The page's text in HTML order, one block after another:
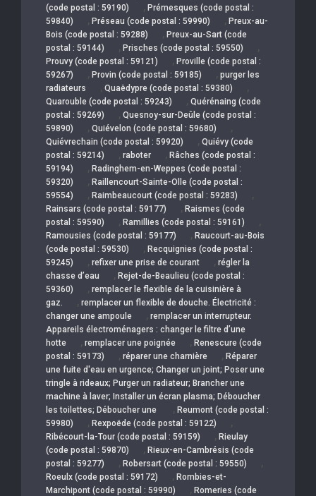
(code postal : 59190)
, Prémesques (code postal :
59840)
, Préseau (code postal : 59990) , Preux-au-
Bois (code postal : 59288)
, Preux-au-Sart (code
postal : 59144)
, Prisches (code postal : 59550) ,
Prouvy (code postal : 59121) , Proville (code postal :
59267)
, Provin (code postal : 59185) , purger les
radiateurs
, Quaëdypre (code postal : 59380) ,
Quarouble (code postal : 59243) , Quérénaing (code
postal : 59269)
, Quesnoy-sur-Deûle (code postal :
59890)
, Quiévelon (code postal : 59680) ,
Quiévrechain (code postal : 59920) , Quiévy (code
postal : 59214)
, raboter , Râches (code postal :
59194)
, Radinghem-en-Weppes (code postal :
59320)
, Raillencourt-Sainte-Olle (code postal :
59554)
, Raimbeaucourt (code postal : 59283) ,
Rainsars (code postal : 59177) , Raismes (code
postal : 59590)
, Ramillies (code postal : 59161) ,
Ramousies (code postal : 59177) , Raucourt-au-Bois
(code postal : 59530)
, Recquignies (code postal :
59245)
, refixer une prise de courant , régler la
chasse d’eau
, Rejet-de-Beaulieu (code postal :
59360)
, remplacer le flexible de la cuisinière à
gaz.
, remplacer un flexible de douche. Électricité :
changer une ampoule
, remplacer un interrupteur.
Appareils électroménagers : changer le filtre d’une
hotte
, remplacer une poignée , Renescure (code
postal : 59173)
, réparer une charnière , Réparer
une fuite d'eau en urgence; Changer un joint; Poser une
tringle à rideaux; Purger un radiateur; Brancher une
machine à laver; Installer un écran plasma; Déboucher
les toilettes; Déboucher une
, Reumont (code postal :
59980)
, Rexpoëde (code postal : 59122) ,
Ribécourt-la-Tour (code postal : 59159) , Rieulay
(code postal : 59870)
, Rieux-en-Cambrésis (code
postal : 59277)
, Robersart (code postal : 59550) ,
Roeulx (code postal : 59172) , Rombies-et-
Marchipont (code postal : 59990)
, Romeries (code